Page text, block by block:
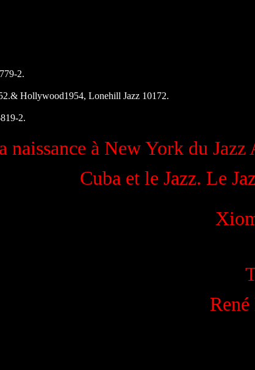
2.
Hollywood1954, Lonehill Jazz 10172.
2.
naissance à New York du
Cuba et le Jazz. Le